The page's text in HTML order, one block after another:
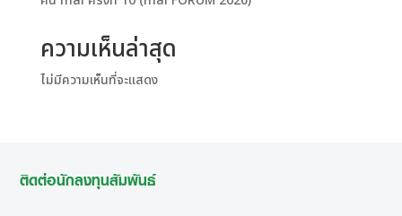
ความเห็นล่าสุด
ไม่มีความเห็นที่จะแสดง
ติดต่อนักลงทุนสัมพันธ์